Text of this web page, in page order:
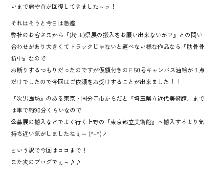
いまで肩や首が回復してきました～ッ！
それはそうと今日は急遽
弊社のお客さまから『(埼玉)県展の搬入をお願い出来ないか？』との問い
合わせがあり大きくてトラックじゃないと運べない様な作品なら『肋骨骨
折中』なので
お断りするつもりだったのですが仮額付きのＦ50号キャンバス油絵が１点
だけでしたので今回はご依頼をお受けすることが出来ました！！
『次男画坊』のある東京・国分寺市からだと『埼玉県立近代美術館』まで
は車で約90分くらいなので
公募展の搬入などでよく行く上野の『東京都立美術館』へ搬入するより気
持ち近い気がしましたねぇ～ (^-^)ノ
という訳で今回はココまで！
また次のブログでぇ～♪♪